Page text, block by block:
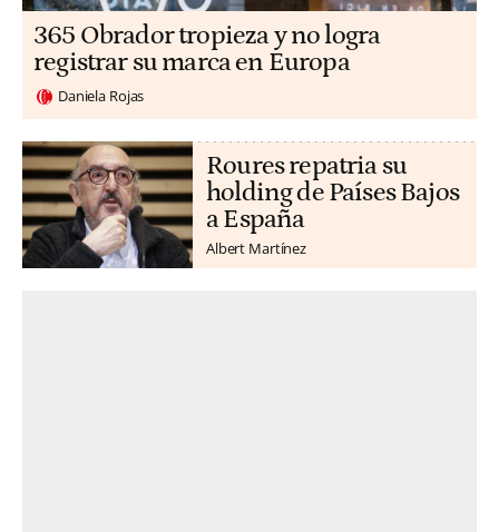
365 Obrador tropieza y no logra
registrar su marca en Europa
Daniela Rojas
Roures repatria su
holding de Países Bajos
a España
Albert Martínez